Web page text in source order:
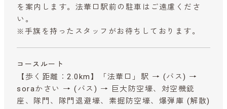
を案内します。法華口駅前の駐車はご遠慮くださ
い。
※手旗を持ったスタッフがお待ちしております。
コースルート
【歩く距離：2.0km】「法華口」駅 → (バス) →
soraかさい → (バス) → 巨大防空壕、対空機銃
座、隊門、隊門退避壕、素掘防空壕、爆弾庫 (解散)